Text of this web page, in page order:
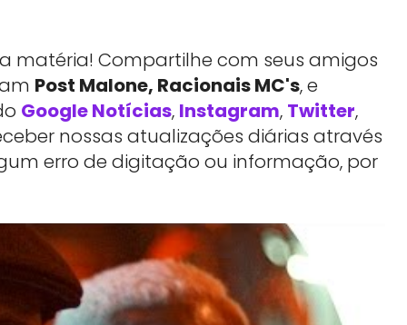
matéria! Compartilhe com seus amigos
Post Malone, Racionais MC's, e
Google Notícias, Instagram, Twitter,
nossas atualizações diárias através
erro de digitação ou informação, por